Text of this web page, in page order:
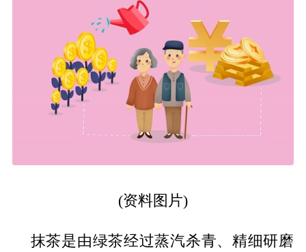
(资料图片)
抹茶是由绿茶经过蒸汽杀青、精细研磨